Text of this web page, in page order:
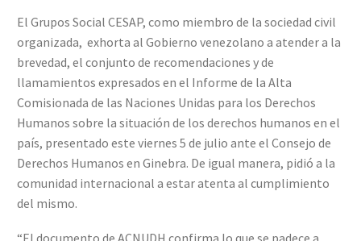
El Grupos Social CESAP, como miembro de la sociedad civil
organizada, exhorta al Gobierno venezolano a atender a la
brevedad, el conjunto de recomendaciones y de
llamamientos expresados en el Informe de la Alta
Comisionada de las Naciones Unidas para los Derechos
Humanos sobre la situación de los derechos humanos en el
país, presentado este viernes 5 de julio ante el Consejo de
Derechos Humanos en Ginebra. De igual manera, pidió a la
comunidad internacional a estar atenta al cumplimiento
del mismo.